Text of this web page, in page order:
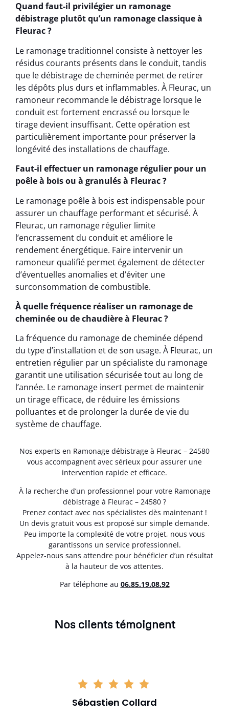
Quand faut-il privilégier un ramonage
débistrage plutôt qu’un ramonage classique à
Fleurac ?
Le ramonage traditionnel consiste à nettoyer les
résidus courants présents dans le conduit, tandis
que le débistrage de cheminée permet de retirer
les dépôts plus durs et inflammables. À Fleurac, un
ramoneur recommande le débistrage lorsque le
conduit est fortement encrassé ou lorsque le
tirage devient insuffisant. Cette opération est
particulièrement importante pour préserver la
longévité des installations de chauffage.
Faut-il effectuer un ramonage régulier pour un
poêle à bois ou à granulés à Fleurac ?
Le ramonage poêle à bois est indispensable pour
assurer un chauffage performant et sécurisé. À
Fleurac, un ramonage régulier limite
l’encrassement du conduit et améliore le
rendement énergétique. Faire intervenir un
ramoneur qualifié permet également de détecter
d’éventuelles anomalies et d’éviter une
surconsommation de combustible.
À quelle fréquence réaliser un ramonage de
cheminée ou de chaudière à Fleurac ?
La fréquence du ramonage de cheminée dépend
du type d’installation et de son usage. À Fleurac, un
entretien régulier par un spécialiste du ramonage
garantit une utilisation sécurisée tout au long de
l’année. Le ramonage insert permet de maintenir
un tirage efficace, de réduire les émissions
polluantes et de prolonger la durée de vie du
système de chauffage.
Nos experts en Ramonage débistrage à Fleurac – 24580
vous accompagnent avec sérieux pour assurer une
intervention rapide et efficace.
À la recherche d’un professionnel pour votre Ramonage
débistrage à Fleurac – 24580 ?
Prenez contact avec nos spécialistes dès maintenant !
Un devis gratuit vous est proposé sur simple demande.
Peu importe la complexité de votre projet, nous vous
garantissons un service professionnel.
Appelez-nous sans attendre pour bénéficier d’un résultat
à la hauteur de vos attentes.
Par téléphone au 06.85.19.08.92
Nos clients témoignent
Sébastien Collard